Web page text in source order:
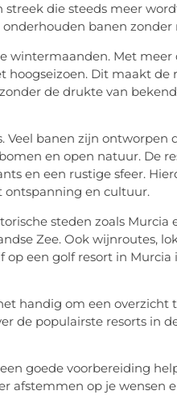
die steeds meer
banen zonder
wintermaanden. Met meer
Dit maakt de
de drukte van
Veel banen zijn ontworpen
en open natuur. De
en een rustige sfeer.
ontspanning en cultuur.
steden zoals Murcia
Zee. Ook wijnroutes,
een golf resort in Murcia
handig om een overzicht
de populairste resorts in
goede voorbereiding
afstemmen op je wensen